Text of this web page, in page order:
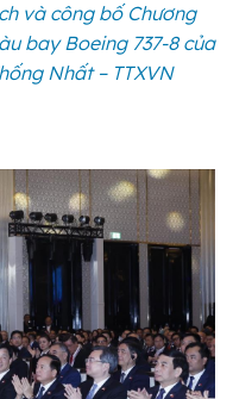
và công bố Chương
bay Boeing 737-8 của
Nhất – TTXVN